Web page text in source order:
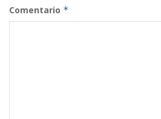
Comentario *